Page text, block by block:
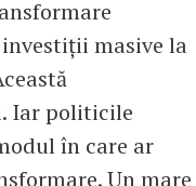
masive la
Iar politicile
în care ar
Un mare